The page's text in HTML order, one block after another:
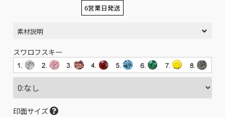
6営業日発送
素材説明
スワロフスキー
印面サイズ